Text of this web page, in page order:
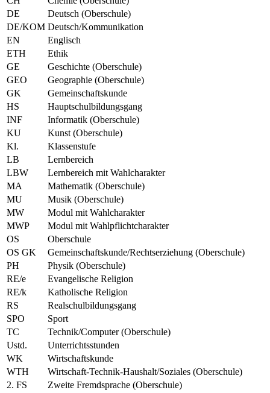
DE
Deutsch (Oberschule)
DE/KOM Deutsch/Kommunikation
EN
Englisch
ETH
Ethik
GE
Geschichte (Oberschule)
GEO
Geographie (Oberschule)
GK
Gemeinschaftskunde
HS
Hauptschulbildungsgang
INF
Informatik (Oberschule)
KU
Kunst (Oberschule)
Kl.
Klassenstufe
LB
Lernbereich
LBW
Lernbereich mit Wahlcharakter
MA
Mathematik (Oberschule)
MU
Musik (Oberschule)
MW
Modul mit Wahlcharakter
MWP
Modul mit Wahlpflichtcharakter
OS
Oberschule
OS GK
Gemeinschaftskunde/Rechtserziehung (Oberschule)
PH
Physik (Oberschule)
RE/e
Evangelische Religion
RE/k
Katholische Religion
RS
Realschulbildungsgang
SPO
Sport
TC
Technik/Computer (Oberschule)
Ustd.
Unterrichtsstunden
WK
Wirtschaftskunde
WTH
Wirtschaft-Technik-Haushalt/Soziales (Oberschule)
2. FS
Zweite Fremdsprache (Oberschule)